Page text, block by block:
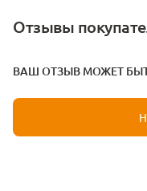
Отзывы
ВАШ ОТЗЫВ МОЖЕТ